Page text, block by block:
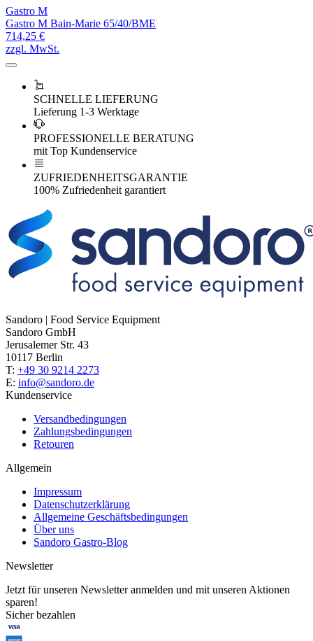
Gastro M
Gastro M Bain-Marie 65/40/BME
714,25 €
zzgl. MwSt.
SCHNELLE LIEFERUNG
Lieferung 1-3 Werktage
PROFESSIONELLE BERATUNG
mit Top Kundenservice
ZUFRIEDENHEITSGARANTIE
100% Zufriedenheit garantiert
Sandoro | Food Service Equipment
Sandoro GmbH
Jerusalemer Str. 43
10117 Berlin
T: +49 30 9214 2273
E: info@sandoro.de
Kundenservice
Versandbedingungen
Zahlungsbedingungen
Retouren
Allgemein
Impressum
Datenschutzerklärung
Allgemeine Geschäftsbedingungen
Über uns
Sandoro Gastro-Blog
Newsletter
Jetzt für unseren Newsletter anmelden und mit unseren Aktionen
sparen!
Sicher bezahlen